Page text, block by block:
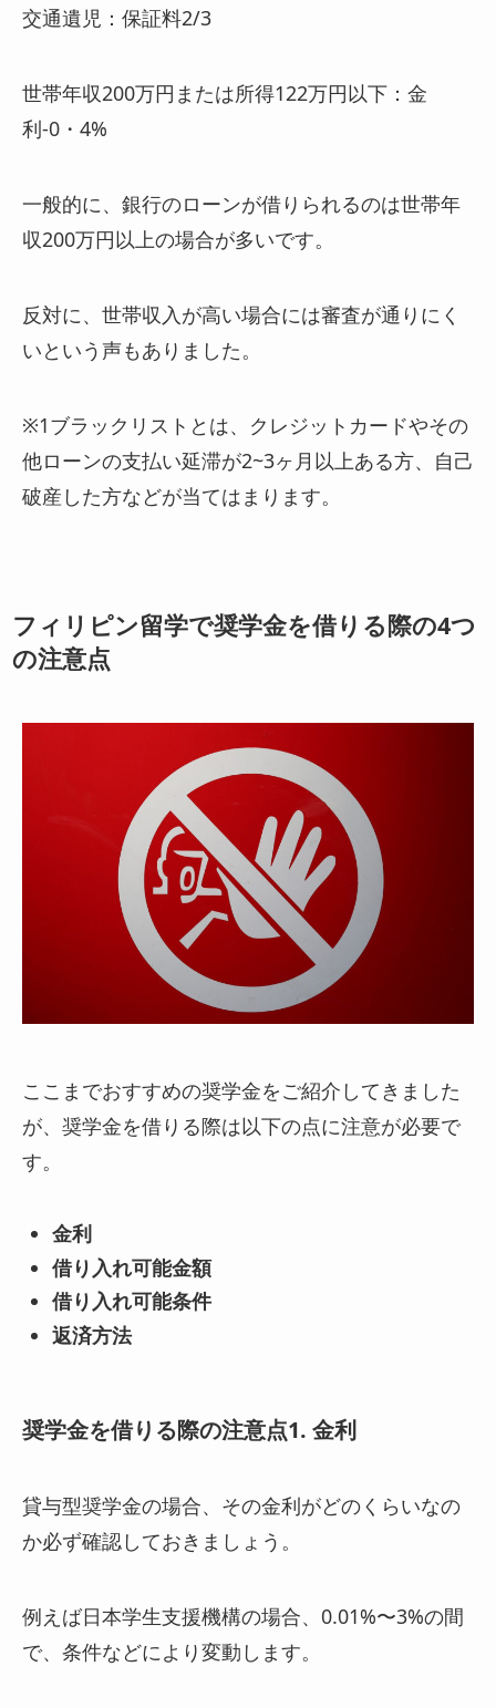
交通遺児：保証料2/3
世帯年収200万円または所得122万円以下：金
利-0・4%
一般的に、銀行のローンが借りられるのは世帯年
収200万円以上の場合が多いです。
反対に、世帯収入が高い場合には審査が通りにく
いという声もありました。
※1ブラックリストとは、クレジットカードやその
他ローンの支払い延滞が2~3ヶ月以上ある方、自己
破産した方などが当てはまります。
フィリピン留学で奨学金を借りる際の4つ
の注意点
ここまでおすすめの奨学金をご紹介してきました
が、奨学金を借りる際は以下の点に注意が必要で
す。
金利
借り入れ可能金額
借り入れ可能条件
返済方法
奨学金を借りる際の注意点1. 金利
貸与型奨学金の場合、その金利がどのくらいなの
か必ず確認しておきましょう。
例えば日本学生支援機構の場合、0.01%〜3%の間
で、条件などにより変動します。